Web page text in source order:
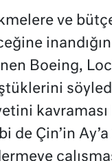
ve
Boeing,
de Çin’in